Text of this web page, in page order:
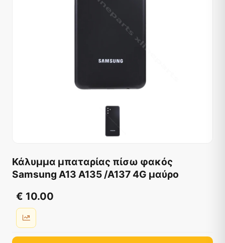
Κάλυμμα μπαταρίας πίσω φακός
Samsung A13 A135 /A137 4G μαύρο
€ 10.00